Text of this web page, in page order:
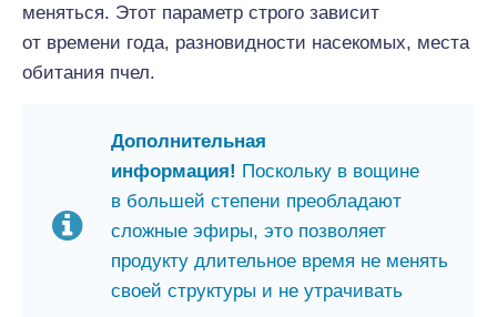
меняться. Этот параметр строго зависит
от времени года, разновидности насекомых, места
обитания пчел.
Дополнительная
информация! Поскольку в вощине
в большей степени преобладают
сложные эфиры, это позволяет
продукту длительное время не менять
своей структуры и не утрачивать